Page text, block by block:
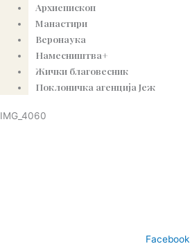
Архиепископ
Манастири
Веронаука
Намесништва+
Жички благовесник
Поклоничка агенција Јеж
IMG_4060
Facebook